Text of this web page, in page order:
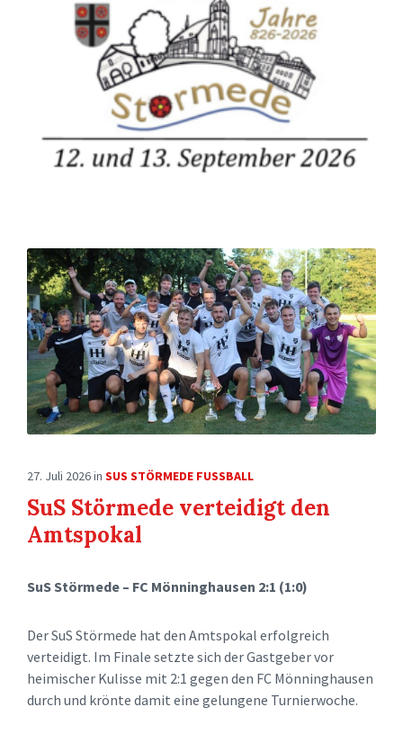
27. Juli 2026in SUS STÖRMEDE FUSSBALL
SuS Störmede verteidigt den
Amtspokal
SuS Störmede – FC Mönninghausen 2:1 (1:0)
Der SuS Störmede hat den Amtspokal erfolgreich
verteidigt. Im Finale setzte sich der Gastgeber vor
heimischer Kulisse mit 2:1 gegen den FC Mönninghausen
durch und krönte damit eine gelungene Turnierwoche.